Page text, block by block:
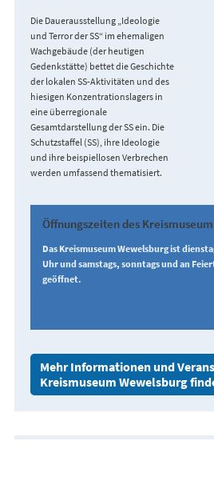
Die Dauerausstellung „Ideologie
und Terror der SS“ im ehemaligen
Wachgebäude (der heutigen
Gedenkstätte) bettet die Geschichte
der lokalen SS-Aktivitäten und des
hiesigen Konzentrationslagers in
eine überregionale
Gesamtdarstellung der SS ein. Die
Schutzstaffel (SS), ihre Ideologie
und ihre beispiellosen Verbrechen
werden umfassend thematisiert.
Öffnungszeiten des
Das Kreismuseum Wewelsburg ist
Uhr und samstags, sonntags und an
geöffnet.
Mehr Informationen und
Kreismuseum Wewelsburg